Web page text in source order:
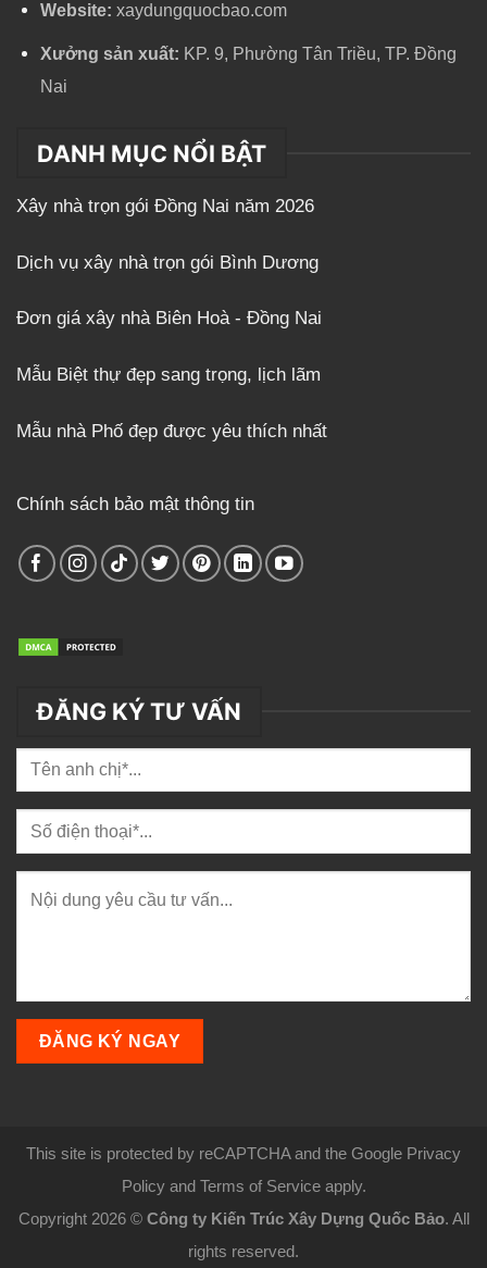
Website: xaydungquocbao.com
Xưởng sản xuất: KP. 9, Phường Tân Triều, TP. Đồng
Nai
DANH MỤC NỔI BẬT
Xây nhà trọn gói Đồng Nai năm 2026
Dịch vụ xây nhà trọn gói Bình Dương
Đơn giá xây nhà Biên Hoà - Đồng Nai
Mẫu Biệt thự đẹp sang trọng, lịch lãm
Mẫu nhà Phố đẹp được yêu thích nhất
Chính sách bảo mật thông tin
ĐĂNG KÝ TƯ VẤN
This site is protected by reCAPTCHA and the Google Privacy
Policy and Terms of Service apply.
Copyright 2026 © Công ty Kiến Trúc Xây Dựng Quốc Bảo. All
rights reserved.